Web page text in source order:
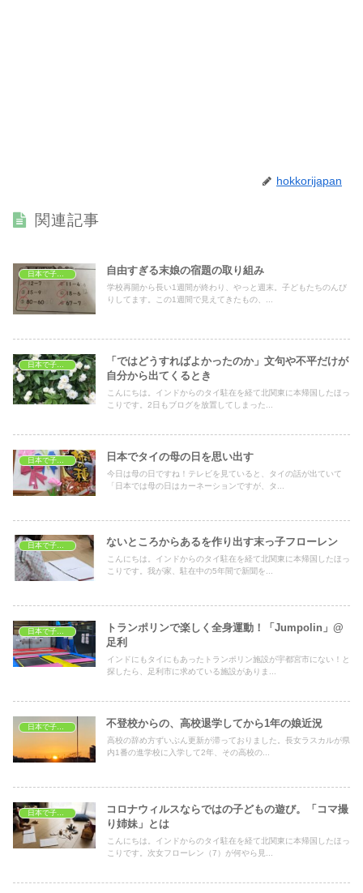
hokkorijapan
関連記事
日本で子育て 自由すぎる末娘の宿題の取り組み
学校再開から長い1週間が終わり、やっと週末。子どもたちのんび
りしてます。この1週間で見えてきたもの、...
「ではどうすればよかったのか」文句や不平だけが
自分から出てくるとき
こんにちは。インドからのタイ駐在を経て北関東に本帰国したほっ
こりです。2日もブログを放置してしまった...
日本でタイの母の日を思い出す
今日は母の日ですね！テレビを見ていると、タイの話が出ていて
「日本では母の日はカーネーションですが、タ...
日本で子育て ないところからあるを作り出す末っ子フローレン
こんにちは。インドからのタイ駐在を経て北関東に本帰国したほっ
こりです。我が家、駐在中の5年間で新聞を...
日本で子どもの遊び場
トランポリンで楽しく全身運動！「Jumpolin」@
足利
インドにもタイにもあったトランポリン施設が宇都宮市にない！と
探したら、足利市に求めている施設がありま...
日本で子育て 不登校からの、高校退学してから1年の娘近況
高校の辞め方ずいぶん更新が滞っておりました。長女ラスカルが県
内1番の進学校に入学して2年、その高校の...
コロナウィルスならではの子どもの遊び。「コマ撮
り姉妹」とは
こんにちは。インドからのタイ駐在を経て北関東に本帰国したほっ
こりです。次女フローレン（7）が何やら見...